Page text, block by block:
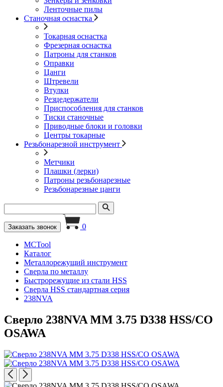
Ленточные пилы
Станочная оснастка
Токарная оснастка
Фрезерная оснастка
Патроны для станков
Оправки
Цанги
Штревели
Втулки
Резцедержатели
Приспособления для станков
Тиски станочные
Приводные блоки и головки
Центры токарные
Резьбонарезной инструмент
Метчики
Плашки (лерки)
Патроны резьбонарезные
Резьбонарезные цанги
Заказать звонок 0
MCTool
Каталог
Металлорежущий инструмент
Сверла по металлу
Быстрорежущие из стали HSS
Сверла HSS стандартная серия
238NVA
Сверло 238NVA MM 3.75 D338 HSS/CO
OSAWA